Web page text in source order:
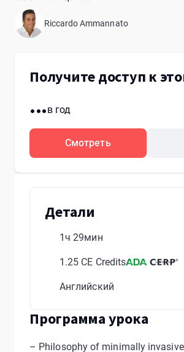
Riccardo Ammannato
Получите доступ к
...в год
Смотреть
Детали
1ч 29мин
1.25 CE Credits
Английский
Программа урока
– Philosophy of minimally